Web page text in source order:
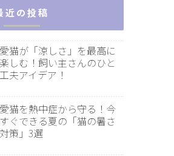
近の投稿
愛猫が「涼しさ」を最高に
楽しむ！飼い主さんのひと
工夫アイデア！
愛猫を熱中症から守る！今
すぐできる夏の「猫の暑さ
対策」3選